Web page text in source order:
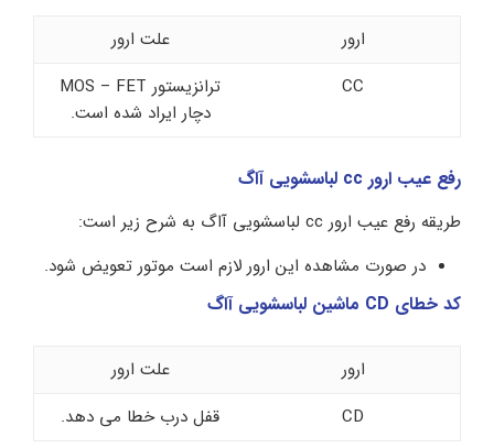
ارور
علت ارور
CC
ترانزیستور MOS – FET
دچار ایراد شده است.
رفع عیب ارور cc لباسشویی آاگ
طریقه رفع عیب ارور cc لباسشویی آاگ به شرح زیر است:
در صورت مشاهده این ارور لازم است موتور تعویض شود.
کد خطای CD ماشین لباسشویی آاگ
ارور
علت ارور
CD
قفل درب خطا می دهد.